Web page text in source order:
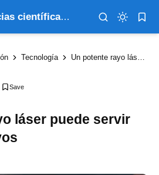
Infoterio - Noticias científicas que explican el mundo
Tecnología Un potente rayo láser puede servir como pararrayos
láser puede servir